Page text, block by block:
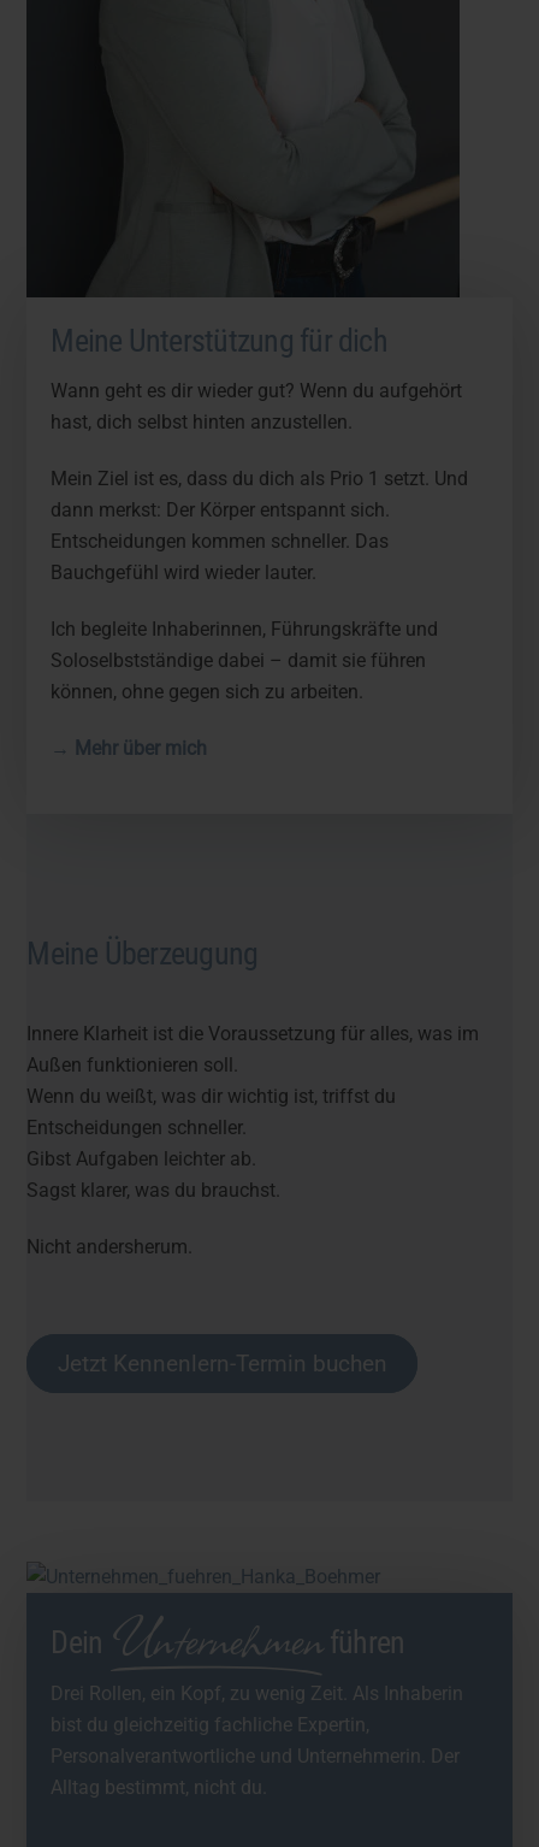
Meine Unterstützung für dich
Wann geht es dir wieder gut? Wenn du aufgehört
hast, dich selbst hinten anzustellen.
Mein Ziel ist es, dass du dich als Prio 1 setzt. Und
dann merkst: Der Körper entspannt sich.
Entscheidungen kommen schneller. Das
Bauchgefühl wird wieder lauter.
Ich begleite Inhaberinnen, Führungskräfte und
Soloselbstständige dabei – damit sie führen
können, ohne gegen sich zu arbeiten.
→ Mehr über mich
Meine Überzeugung
Innere Klarheit ist die Voraussetzung für alles, was im
Außen funktionieren soll.
Wenn du weißt, was dir wichtig ist, triffst du
Entscheidungen schneller.
Gibst Aufgaben leichter ab.
Sagst klarer, was du brauchst.
Nicht andersherum.
Jetzt Kennenlern-Termin buchen
Dein Unternehmen führen
Drei Rollen, ein Kopf, zu wenig Zeit. Als Inhaberin
bist du gleichzeitig fachliche Expertin,
Personalverantwortliche und Unternehmerin. Der
Alltag bestimmt, nicht du.